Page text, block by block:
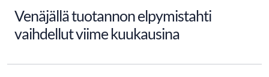
Venäjällä tuotannon elpymistahti
vaihdellut viime kuukausina